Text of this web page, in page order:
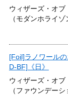
ウィザーズ・オブ
（モダンホライゾ
[Foil]ラノワール
D-BF]《日》
ウィザーズ・オブ
（ファウンデーシ